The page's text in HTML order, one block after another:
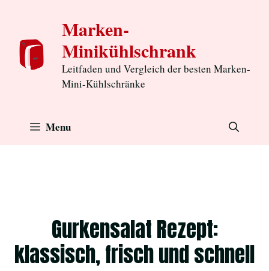
springen
Marken-
Minikühlschrank
Leitfaden und Vergleich der besten Marken-
Mini-Kühlschränke
Menu
Gurkensalat Rezept:
klassisch, frisch und schnell